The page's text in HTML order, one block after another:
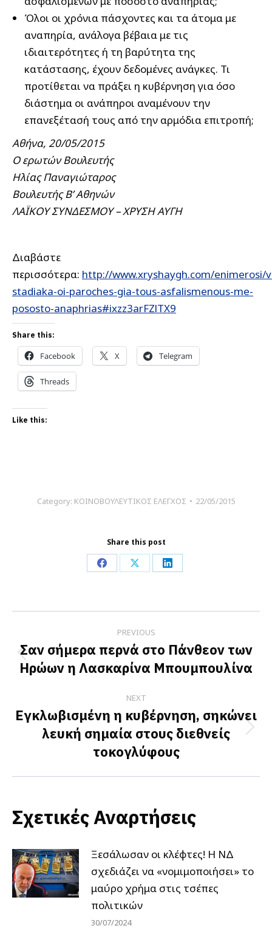
Όλοι οι χρόνια πάσχοντες και τα άτομα με
αναπηρία, ανάλογα βέβαια με τις
ιδιαιτερότητες ή τη βαρύτητα της
κατάστασης, έχουν δεδομένες ανάγκες. Τι
προτίθεται να πράξει η κυβέρνηση για όσο
διάστημα οι ανάπηροι αναμένουν την
επανεξέτασή τους από την αρμόδια επιτροπή;
Αθήνα, 20/05/2015
Ο ερωτών Βουλευτής
Ηλίας Παναγιώταρος
Βουλευτής Β’ Αθηνών
ΛΑΪΚΟΥ ΣΥΝΔΕΣΜΟΥ – ΧΡΥΣΗ ΑΥΓΗ
Διαβάστε
περισσότερα: http://www.xryshaygh.com/enimerosi/
stadiaka-oi-paroches-gia-tous-asfalismenous-me-
pososto-anaphrias#ixzz3arFZlTX9
Share this:
Facebook X Telegram
Threads
Like this:
Category: ΚΟΙΝΟΒΟΥΛΕΥΤΙΚΟΣ ΕΛΕΓΧΟΣ 22/05/2015
Share this post
Share
Facebook
Share
X
Share
LinkedIn
navigation
PREVIOUS
Previous
post:
Σαν σήμερα περνά στο Πάνθεον των
Ηρώων η Λασκαρίνα Μπουμπουλίνα
NEXT
Next
post:
Εγκλωβισμένη η κυβέρνηση, σηκώνει
λευκή σημαία στους διεθνείς
τοκογλύφους
Σχετικές Αναρτήσεις
Ξεσάλωσαν οι κλέφτες! Η ΝΔ
σχεδιάζει να «νομιμοποιήσει» το
μαύρο χρήμα στις τσέπες
πολιτικών
30/07/2024